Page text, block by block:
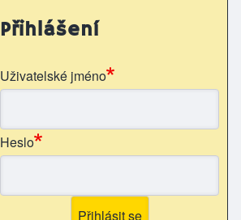
Přihlášení
Uživatelské jméno
Heslo